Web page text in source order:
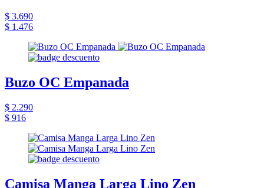
$ 3.690
$ 1.476
Buzo OC Empanada
$ 2.290
$ 916
Camisa Manga Larga Lino Zen